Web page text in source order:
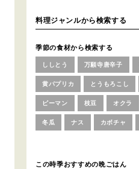
季節の食材から検索する
ししとう 万願寺唐辛子
黄パプリカ とうもろこし
ピーマン 枝豆 オクラ
冬瓜 ナス カボチャ
この時季おすすめの晩ごはん